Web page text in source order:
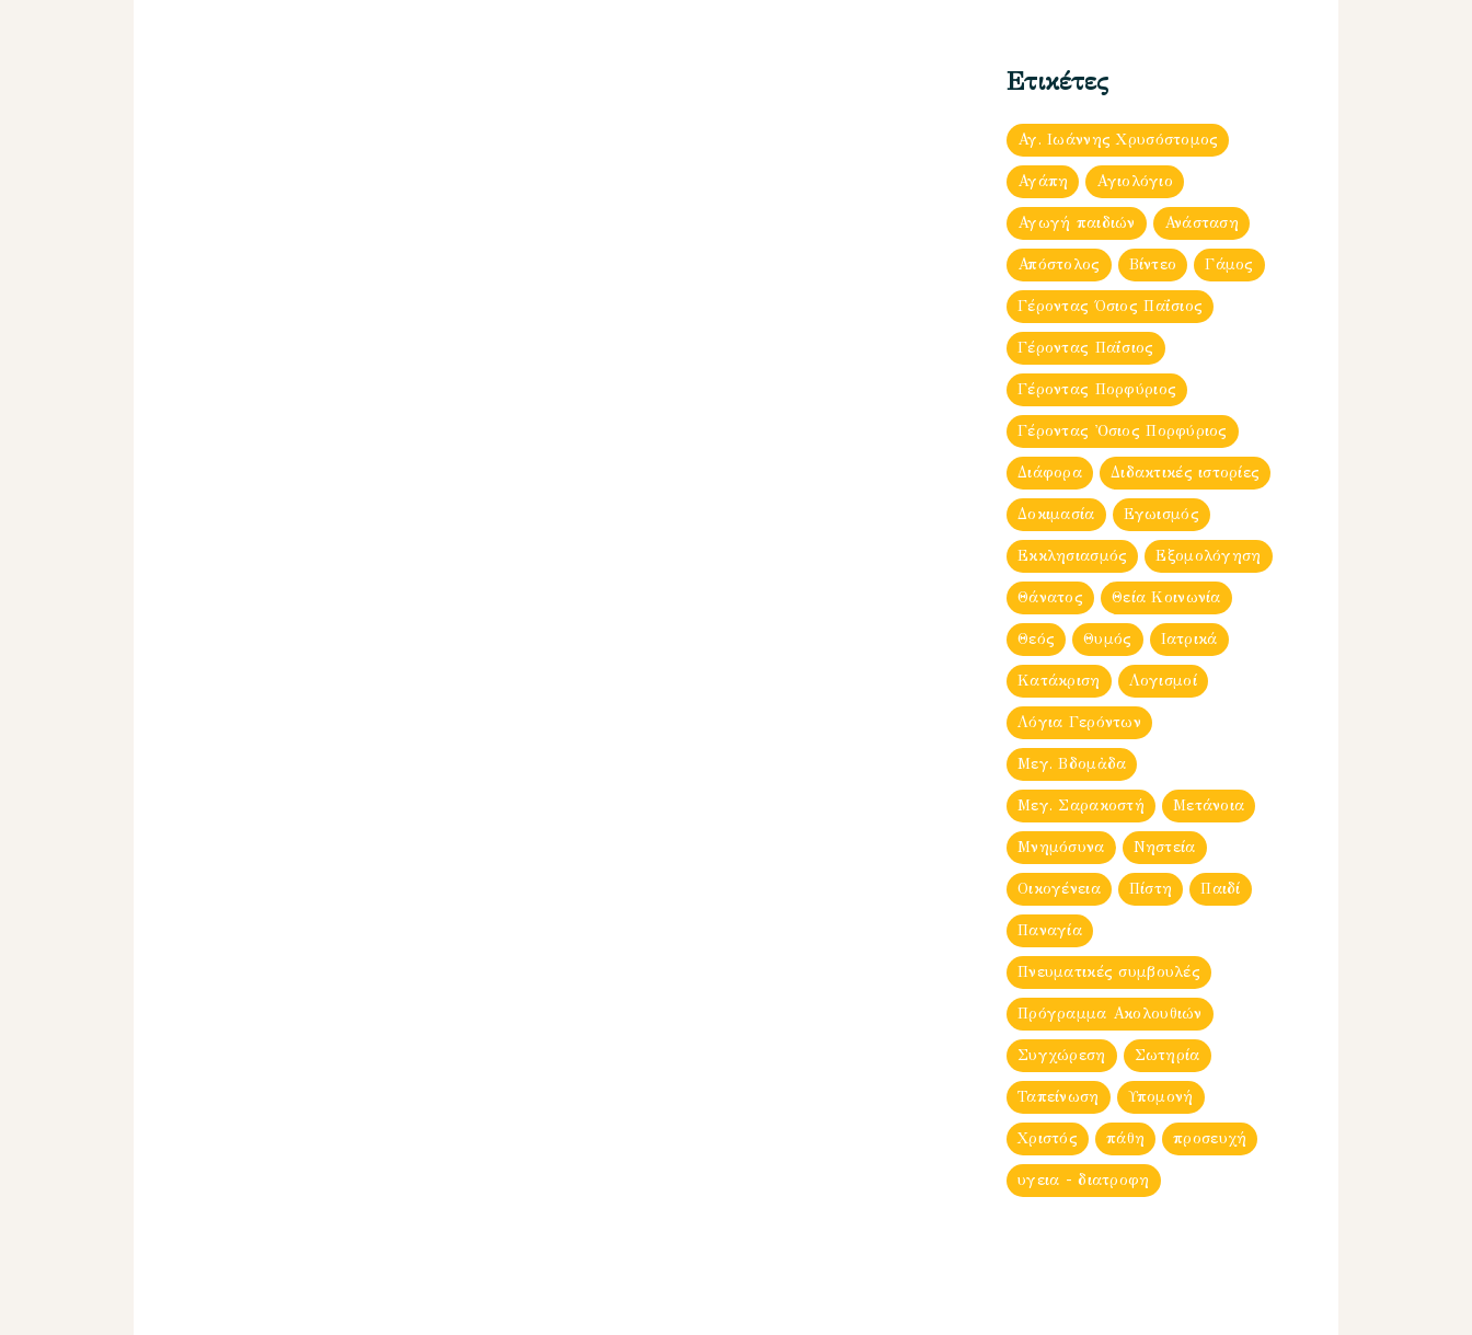
Ετικέτες
Αγ. Ιωάννης Χρυσόστομος
Αγάπη Αγιολόγιο
Αγωγή παιδιών Ανάσταση
Απόστολος Βίντεο Γάμος
Γέροντας Όσιος Παΐσιος
Γέροντας Παΐσιος
Γέροντας Πορφύριος
Γέροντας Ὀσιος Πορφύριος
Διάφορα Διδακτικές ιστορίες
Δοκιμασία Εγωισμός
Εκκλησιασμός Εξομολόγηση
Θάνατος Θεία Κοινωνία
Θεός Θυμός Ιατρικά
Κατάκριση Λογισμοί
Λόγια Γερόντων
Μεγ. Βδομἀδα
Μεγ. Σαρακοστή Μετάνοια
Μνημόσυνα Νηστεία
Οικογένεια Πίστη Παιδί
Παναγία
Πνευματικές συμβουλές
Πρόγραμμα Ακολουθιών
Συγχώρεση Σωτηρία
Ταπείνωση Υπομονή
Χριστός πάθη προσευχή
υγεια - διατροφη